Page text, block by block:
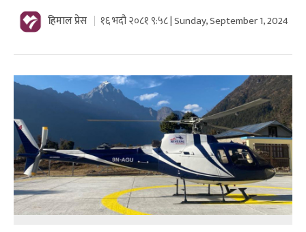
हिमाल प्रेस १६ भदौ २०८१ ९:५८ | Sunday, September 1, 2024